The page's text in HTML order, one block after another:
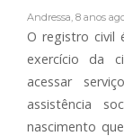
Andressa, 8 anos
O registro civil
exercício da
acessar
assistência
nascimento